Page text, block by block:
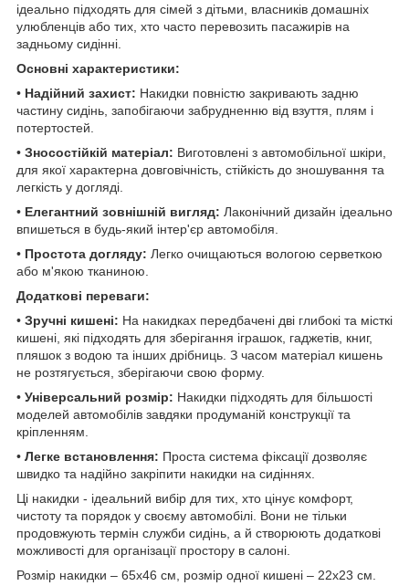
ідеально підходять для сімей з дітьми, власників домашніх
улюбленців або тих, хто часто перевозить пасажирів на
задньому сидінні.
Основні характеристики:
• Надійний захист: Накидки повністю закривають задню
частину сидінь, запобігаючи забрудненню від взуття, плям і
потертостей.
• Зносостійкій матеріал: Виготовлені з автомобільної шкіри,
для якої характерна довговічність, стійкість до зношування та
легкість у догляді.
• Елегантний зовнішній вигляд: Лаконічний дизайн ідеально
впишеться в будь-який інтер'єр автомобіля.
• Простота догляду: Легко очищаються вологою серветкою
або м'якою тканиною.
Додаткові переваги:
• Зручні кишені: На накидках передбачені дві глибокі та місткі
кишені, які підходять для зберігання іграшок, гаджетів, книг,
пляшок з водою та інших дрібниць. З часом матеріал кишень
не розтягується, зберігаючи свою форму.
• Універсальний розмір: Накидки підходять для більшості
моделей автомобілів завдяки продуманій конструкції та
кріпленням.
• Легке встановлення: Проста система фіксації дозволяє
швидко та надійно закріпити накидки на сидіннях.
Ці накидки - ідеальний вибір для тих, хто цінує комфорт,
чистоту та порядок у своєму автомобілі. Вони не тільки
продовжують термін служби сидінь, а й створюють додаткові
можливості для організації простору в салоні.
Розмір накидки – 65х46 см, розмір одної кишені – 22х23 см.